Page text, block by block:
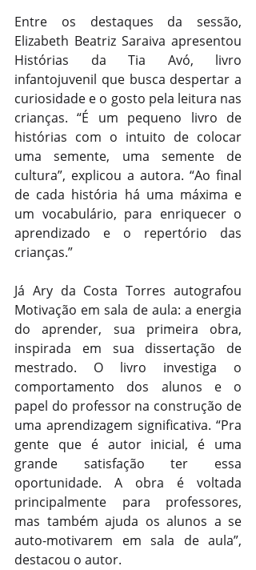
Entre os destaques da sessão,
Elizabeth Beatriz Saraiva apresentou
Histórias da Tia Avó, livro
infantojuvenil que busca despertar a
curiosidade e o gosto pela leitura nas
crianças. “É um pequeno livro de
histórias com o intuito de colocar
uma semente, uma semente de
cultura”, explicou a autora. “Ao final
de cada história há uma máxima e
um vocabulário, para enriquecer o
aprendizado e o repertório das
crianças.”
Já Ary da Costa Torres autografou
Motivação em sala de aula: a energia
do aprender, sua primeira obra,
inspirada em sua dissertação de
mestrado. O livro investiga o
comportamento dos alunos e o
papel do professor na construção de
uma aprendizagem significativa. “Pra
gente que é autor inicial, é uma
grande satisfação ter essa
oportunidade. A obra é voltada
principalmente para professores,
mas também ajuda os alunos a se
auto-motivarem em sala de aula”,
destacou o autor.